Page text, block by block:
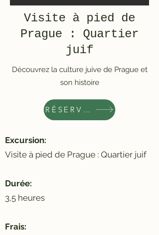
Visite à pied de
Prague : Quartier
juif
Découvrez la culture juive de Prague et
son histoire
RÉSERVEZ MAINTENANT
Excursion:
Visite à pied de Prague : Quartier juif
Durée:
3,5 heures
Frais: